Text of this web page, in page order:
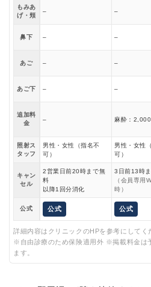
もみあ
げ・頬
– –
鼻下 – –
あご – –
あご下 – –
追加料
金
– 麻酔：2,000
照射ス
タッフ
男性・女性（指名不
可）
男性・女性
可）
キャン
セル
2営業日前20時まで無
料
以降1回分消化
3日前13時
（会員専用
時）
公式 公式 公式
詳細内容はクリニックのHPを参考にしてく
※自由診療のため保険適用外 ※掲載料金は
ます。